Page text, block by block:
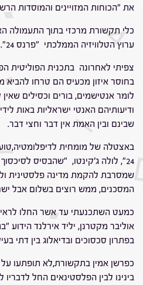
את "הכוחות המזויינים והמוסדות
כלי תקשורת מרכזי בתוך התעמולה
ערוץ הטלוויזיה הממלכתי "פרנס 24".
צפיתי לאחרונה בתכנית הפוליטית
בחוסר איזון מכעיס הם טרחו להביא
לומר אנטישמים, בורים וכסילים
ודיעותיהם האנטי ישראליות באות
שבינם ובין האמת אין דבר וחצי דבר.
באצטלה של מומחית
24", לולה ג'קינטו, "שהבסיס
שמסרבת להקמת מדינה פלסטינית
המסכנים, ממש רוצים בשלום אבל
כמעט השתכנעתי עד אשר החלו
אוליבר מקטרנן, יליד אירלנד הידוע
בפתרון סכסוכים ובדיאלוג בין דתי
כפרשן אמין בתקשורת,לא תופתעו על